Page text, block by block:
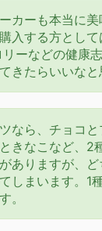
カーも本当に
入する方とし
ーなどの健康
きたらいいなと
なら、チョコ
きなこなど、2
ありますが、
しまいます。1
。